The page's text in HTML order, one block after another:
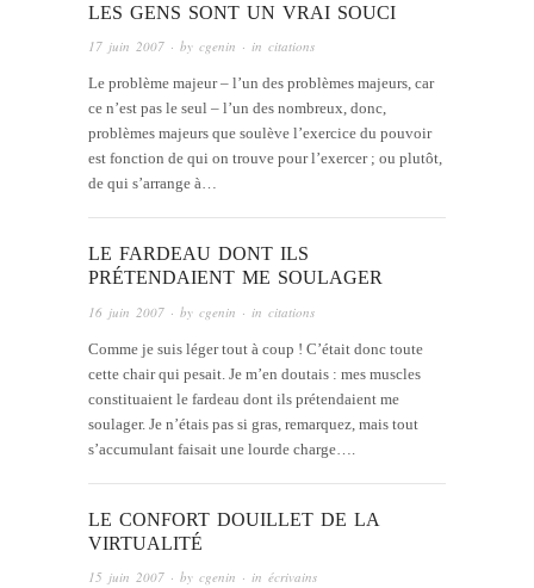
LES GENS SONT UN VRAI SOUCI
17 juin 2007 · by cgenin · in citations
Le problème majeur – l’un des problèmes majeurs, car
ce n’est pas le seul – l’un des nombreux, donc,
problèmes majeurs que soulève l’exercice du pouvoir
est fonction de qui on trouve pour l’exercer ; ou plutôt,
de qui s’arrange à…
LE FARDEAU DONT ILS
PRÉTENDAIENT ME SOULAGER
16 juin 2007 · by cgenin · in citations
Comme je suis léger tout à coup ! C’était donc toute
cette chair qui pesait. Je m’en doutais : mes muscles
constituaient le fardeau dont ils prétendaient me
soulager. Je n’étais pas si gras, remarquez, mais tout
s’accumulant faisait une lourde charge….
LE CONFORT DOUILLET DE LA
VIRTUALITÉ
15 juin 2007 · by cgenin · in écrivains